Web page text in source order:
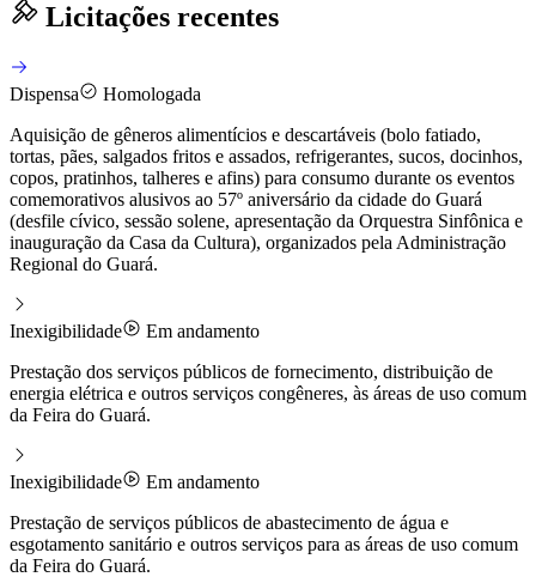
Licitações recentes
Dispensa
Homologada
Aquisição de gêneros alimentícios e descartáveis (bolo fatiado,
tortas, pães, salgados fritos e assados, refrigerantes, sucos, docinhos,
copos, pratinhos, talheres e afins) para consumo durante os eventos
comemorativos alusivos ao 57º aniversário da cidade do Guará
(desfile cívico, sessão solene, apresentação da Orquestra Sinfônica e
inauguração da Casa da Cultura), organizados pela Administração
Regional do Guará.
Inexigibilidade
Em andamento
Prestação dos serviços públicos de fornecimento, distribuição de
energia elétrica e outros serviços congêneres, às áreas de uso comum
da Feira do Guará.
Inexigibilidade
Em andamento
Prestação de serviços públicos de abastecimento de água e
esgotamento sanitário e outros serviços para as áreas de uso comum
da Feira do Guará.